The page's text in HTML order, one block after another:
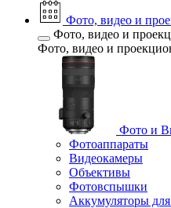
Фото, видео и
Фото, видео и
Фото, видео и
Фото и
Фотоаппараты
Видеокамеры
Объективы
Фотовспышки
Аккумуляторы